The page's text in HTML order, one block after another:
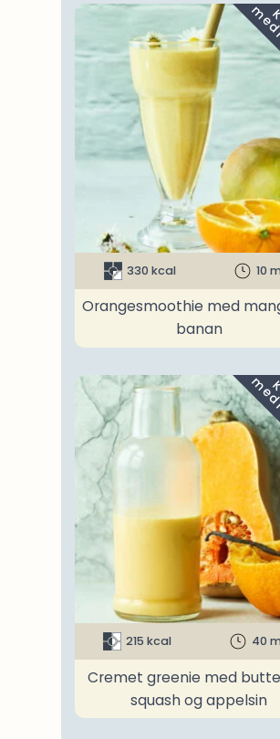
330 kcal 10
Orangesmoothie med
banan
215 kcal 40
Cremet greenie med
squash og appelsin